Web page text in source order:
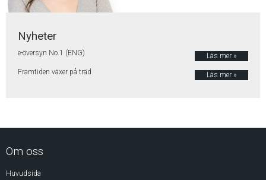
Nyheter
e-översyn No.1 (ENG)
Läs mer »
Framtiden växer på träd
Läs mer »
Om oss
Huvudsida